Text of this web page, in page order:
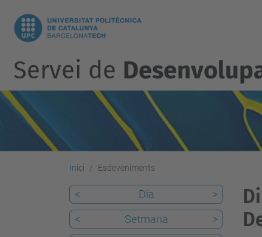
Servei de
Inici Esdeveniments
< Dia
>
<
Setmana
>